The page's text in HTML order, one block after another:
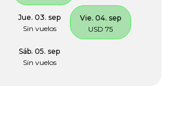
Jue. 03. sep
Sin vuelos
Vie. 04. sep
USD 75
Sáb. 05. sep
Sin vuelos